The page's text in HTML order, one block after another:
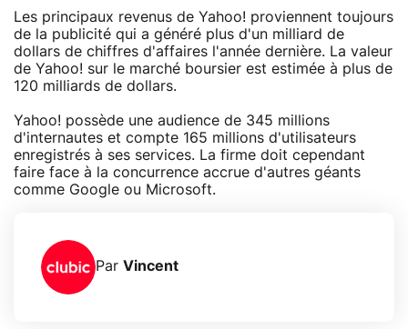
Les principaux revenus de Yahoo! proviennent toujours
de la publicité qui a généré plus d'un milliard de
dollars de chiffres d'affaires l'année dernière. La valeur
de Yahoo! sur le marché boursier est estimée à plus de
120 milliards de dollars.
Yahoo! possède une audience de 345 millions
d'internautes et compte 165 millions d'utilisateurs
enregistrés à ses services. La firme doit cependant
faire face à la concurrence accrue d'autres géants
comme Google ou Microsoft.
Par Vincent